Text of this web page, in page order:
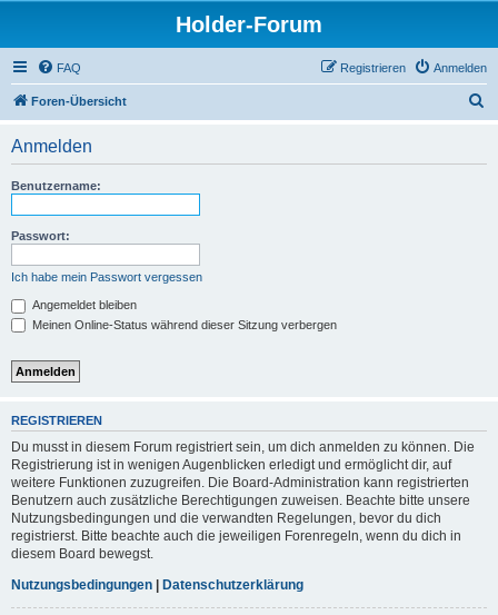
Holder-Forum
FAQ Anmelden
Registrieren
Foren-Übersicht
Anmelden
Benutzername:
Passwort:
Ich habe mein Passwort vergessen
Angemeldet bleiben
Meinen Online-Status während dieser Sitzung verbergen
REGISTRIEREN
Du musst in diesem Forum registriert sein, um dich anmelden zu können. Die
Registrierung ist in wenigen Augenblicken erledigt und ermöglicht dir, auf
weitere Funktionen zuzugreifen. Die Board-Administration kann registrierten
Benutzern auch zusätzliche Berechtigungen zuweisen. Beachte bitte unsere
Nutzungsbedingungen und die verwandten Regelungen, bevor du dich
registrierst. Bitte beachte auch die jeweiligen Forenregeln, wenn du dich in
diesem Board bewegst.
Nutzungsbedingungen | Datenschutzerklärung